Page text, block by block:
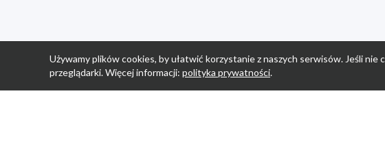
Używamy plików cookies, by ułatwić korzystanie z naszych serwisów. Jeśli
przeglądarki. Więcej informacji: polityka prywatności.